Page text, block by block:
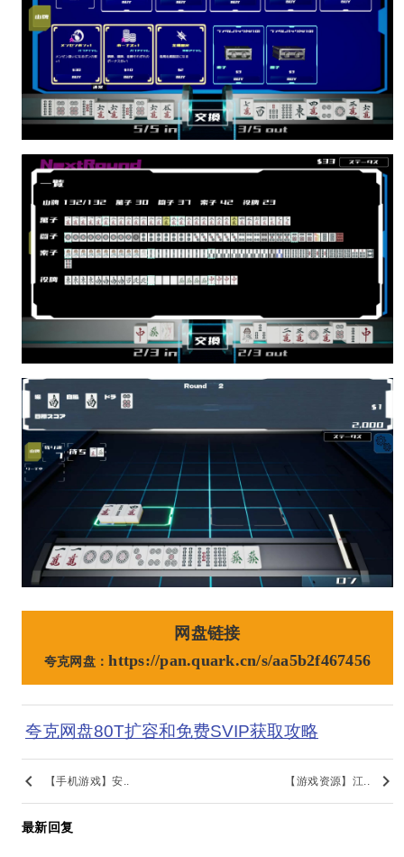
网盘链接
夸克网盘： https://pan.quark.cn/s/aa5b2f467456
夸克网盘80T扩容和免费SVIP获取攻略
keyboard_arrow_left 【手机游戏】安.. 【游戏资源】江.. keyboard_arrow_right
最新回复